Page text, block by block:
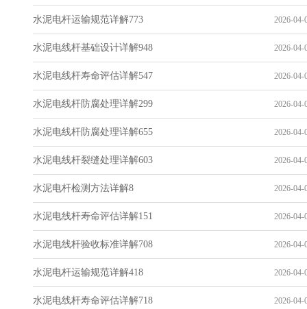
水泥电杆运输规范详解773 2026-04-
水泥电线杆基础设计详解948 2026-04-
水泥电线杆寿命评估详解547 2026-04-
水泥电线杆防腐处理详解299 2026-04-
水泥电线杆防腐处理详解655 2026-04-
水泥电线杆裂缝处理详解603 2026-04-
水泥电杆检测方法详解8 2026-04-
水泥电线杆寿命评估详解151 2026-04-
水泥电线杆验收标准详解708 2026-04-
水泥电杆运输规范详解418 2026-04-
水泥电线杆寿命评估详解718 2026-04-